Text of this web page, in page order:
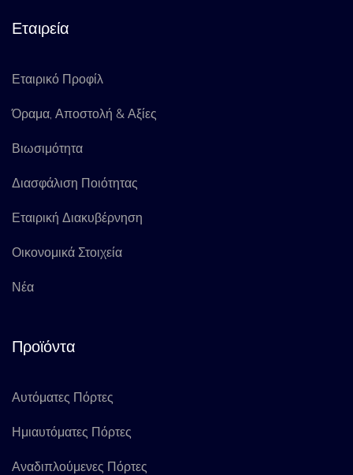
Εταιρεία
Εταιρικό Προφίλ
Όραμα, Αποστολή & Αξίες
Βιωσιμότητα
Διασφάλιση Ποιότητας
Εταιρική Διακυβέρνηση
Οικονομικά Στοιχεία
Νέα
Προϊόντα
Αυτόματες Πόρτες
Ημιαυτόματες Πόρτες
Αναδιπλούμενες Πόρτες